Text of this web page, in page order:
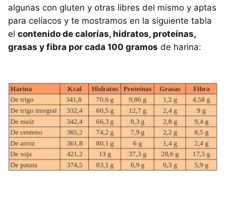
algunas con gluten y otras libres del mismo y aptas
para celíacos y te mostramos en la siguiente tabla
el contenido de calorías, hidratos, proteínas,
grasas y fibra por cada 100 gramos de harina: